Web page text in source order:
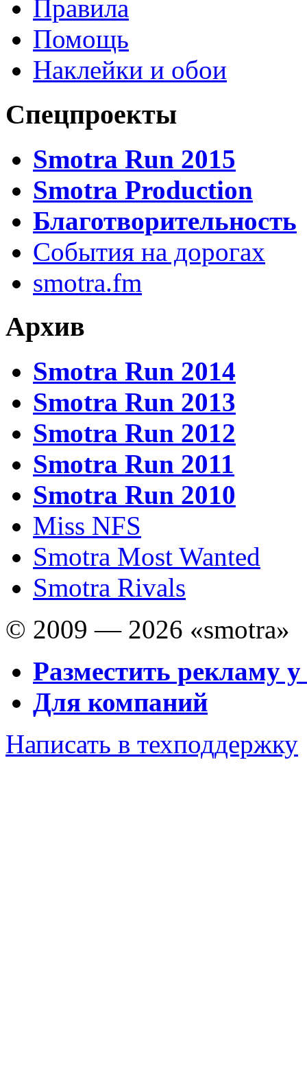
Правила
Помощь
Наклейки и обои
Спецпроекты
Smotra Run 2015
Smotra Production
Благотворительность
События на дорогах
smotra.fm
Архив
Smotra Run 2014
Smotra Run 2013
Smotra Run 2012
Smotra Run 2011
Smotra Run 2010
Miss NFS
Smotra Most Wanted
Smotra Rivals
© 2009 — 2026 «smotra»
Разместить рекламу у
Для компаний
Написать в техподдержку